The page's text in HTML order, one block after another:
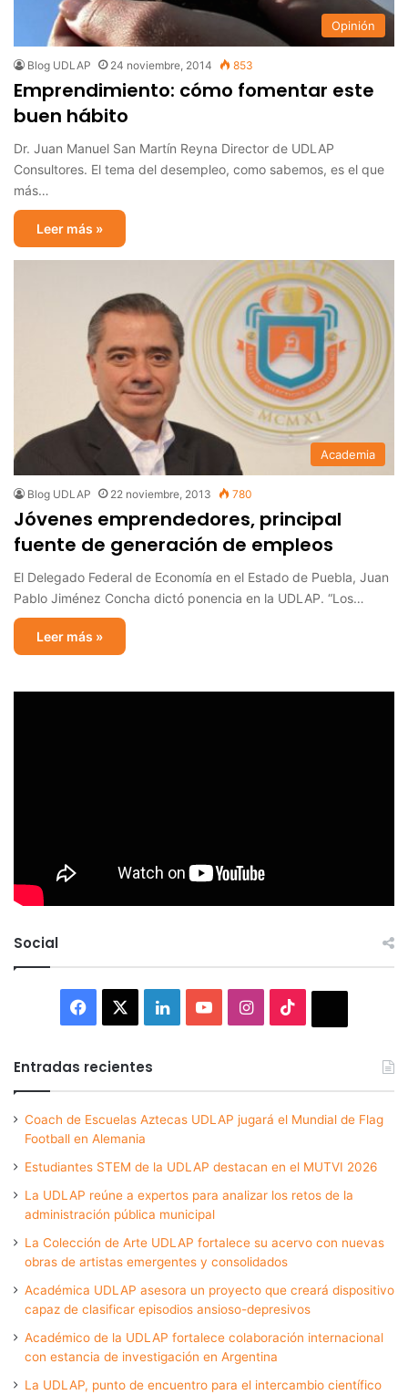
Opinión
Blog UDLAP 24 noviembre, 2014 853
Emprendimiento: cómo fomentar este
buen hábito
Dr. Juan Manuel San Martín Reyna Director de UDLAP
Consultores. El tema del desempleo, como sabemos, es el que
más…
Leer más »
Academia
Blog UDLAP 22 noviembre, 2013 780
Jóvenes emprendedores, principal
fuente de generación de empleos
El Delegado Federal de Economía en el Estado de Puebla, Juan
Pablo Jiménez Concha dictó ponencia en la UDLAP. “Los…
Leer más »
Social
Facebook LinkedInYouTubeInstagram
Entradas recientes
Coach de Escuelas Aztecas UDLAP jugará el Mundial de Flag
Football en Alemania
Estudiantes STEM de la UDLAP destacan en el MUTVI 2026
La UDLAP reúne a expertos para analizar los retos de la
administración pública municipal
La Colección de Arte UDLAP fortalece su acervo con nuevas
obras de artistas emergentes y consolidados
Académica UDLAP asesora un proyecto que creará dispositivo
capaz de clasificar episodios ansioso-depresivos
Académico de la UDLAP fortalece colaboración internacional
con estancia de investigación en Argentina
La UDLAP, punto de encuentro para el intercambio científico